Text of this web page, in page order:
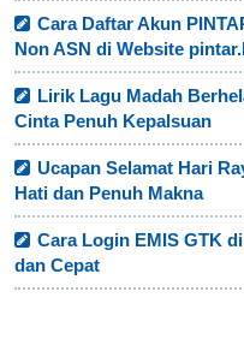
Cara Daftar Akun
Non ASN di Website
Lirik Lagu Madah
Cinta Penuh Kepalsuan
Ucapan Selamat Hari
Hati dan Penuh Makna
Cara Login EMIS GTK
dan Cepat